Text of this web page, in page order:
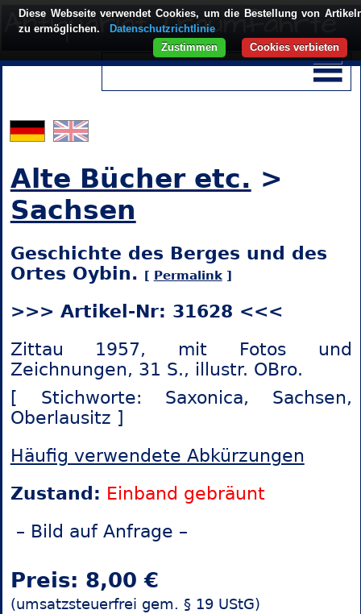
Alte Bücher etc. >
Sachsen
Geschichte des Berges und des
Ortes Oybin. [ Permalink]
>>> Artikel-Nr: 31628 <<<
Zittau 1957, mit Fotos und
Zeichnungen, 31 S., illustr. OBro.
[ Stichworte: Saxonica, Sachsen,
Oberlausitz ]
Häufig verwendete Abkürzungen
Zustand: Einband gebräunt
– Bild auf Anfrage –
Preis: 8,00 €
(umsatzsteuerfrei gem. § 19 UStG)
Diese Webseite verwendet Cookies, um die Bestellung von
zu ermöglichen.
Datenschutzrichtlinie
Cookies verbieten
Zustimmen